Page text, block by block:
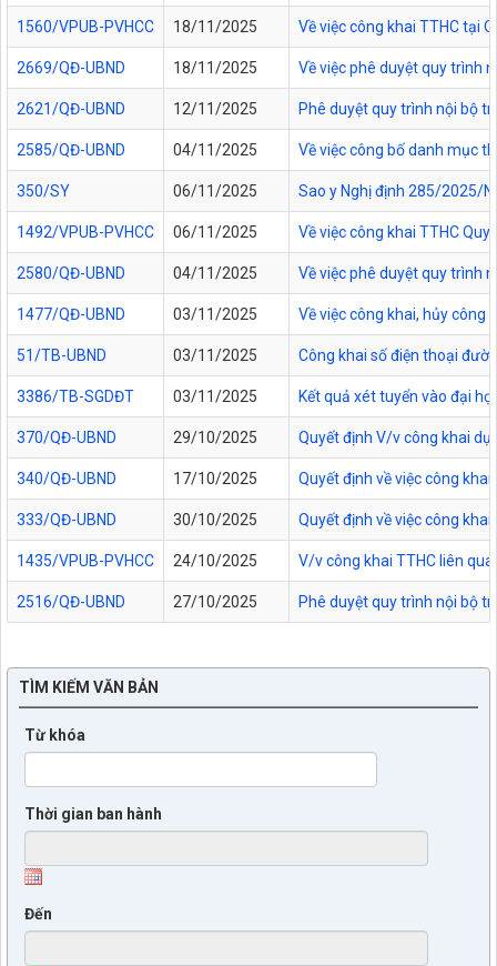
1560/VPUB-PVHCC 18/11/2025 Về việc công khai TTHC tại
2669/QĐ-UBND 18/11/2025 Về việc phê duyệt quy trình
2621/QĐ-UBND 12/11/2025 Phê duyệt quy trình nội bộ
2585/QĐ-UBND 04/11/2025 Về việc công bố danh mục
350/SY 06/11/2025 Sao y Nghị định 285/2025/
1492/VPUB-PVHCC 06/11/2025 Về việc công khai TTHC
2580/QĐ-UBND 04/11/2025 Về việc phê duyệt quy trình
1477/QĐ-UBND 03/11/2025 Về việc công khai, hủy công
51/TB-UBND 03/11/2025 Công khai số điện thoại
3386/TB-SGDĐT 03/11/2025 Kết quả xét tuyển vào đại
370/QĐ-UBND 29/10/2025 Quyết định V/v công khai
340/QĐ-UBND 17/10/2025 Quyết định về việc công
333/QĐ-UBND 30/10/2025 Quyết định về việc công
1435/VPUB-PVHCC 24/10/2025 V/v công khai TTHC liên
2516/QĐ-UBND 27/10/2025 Phê duyệt quy trình nội bộ
TÌM KIẾM VĂN BẢN
Từ khóa
Thời gian ban hành
Đến